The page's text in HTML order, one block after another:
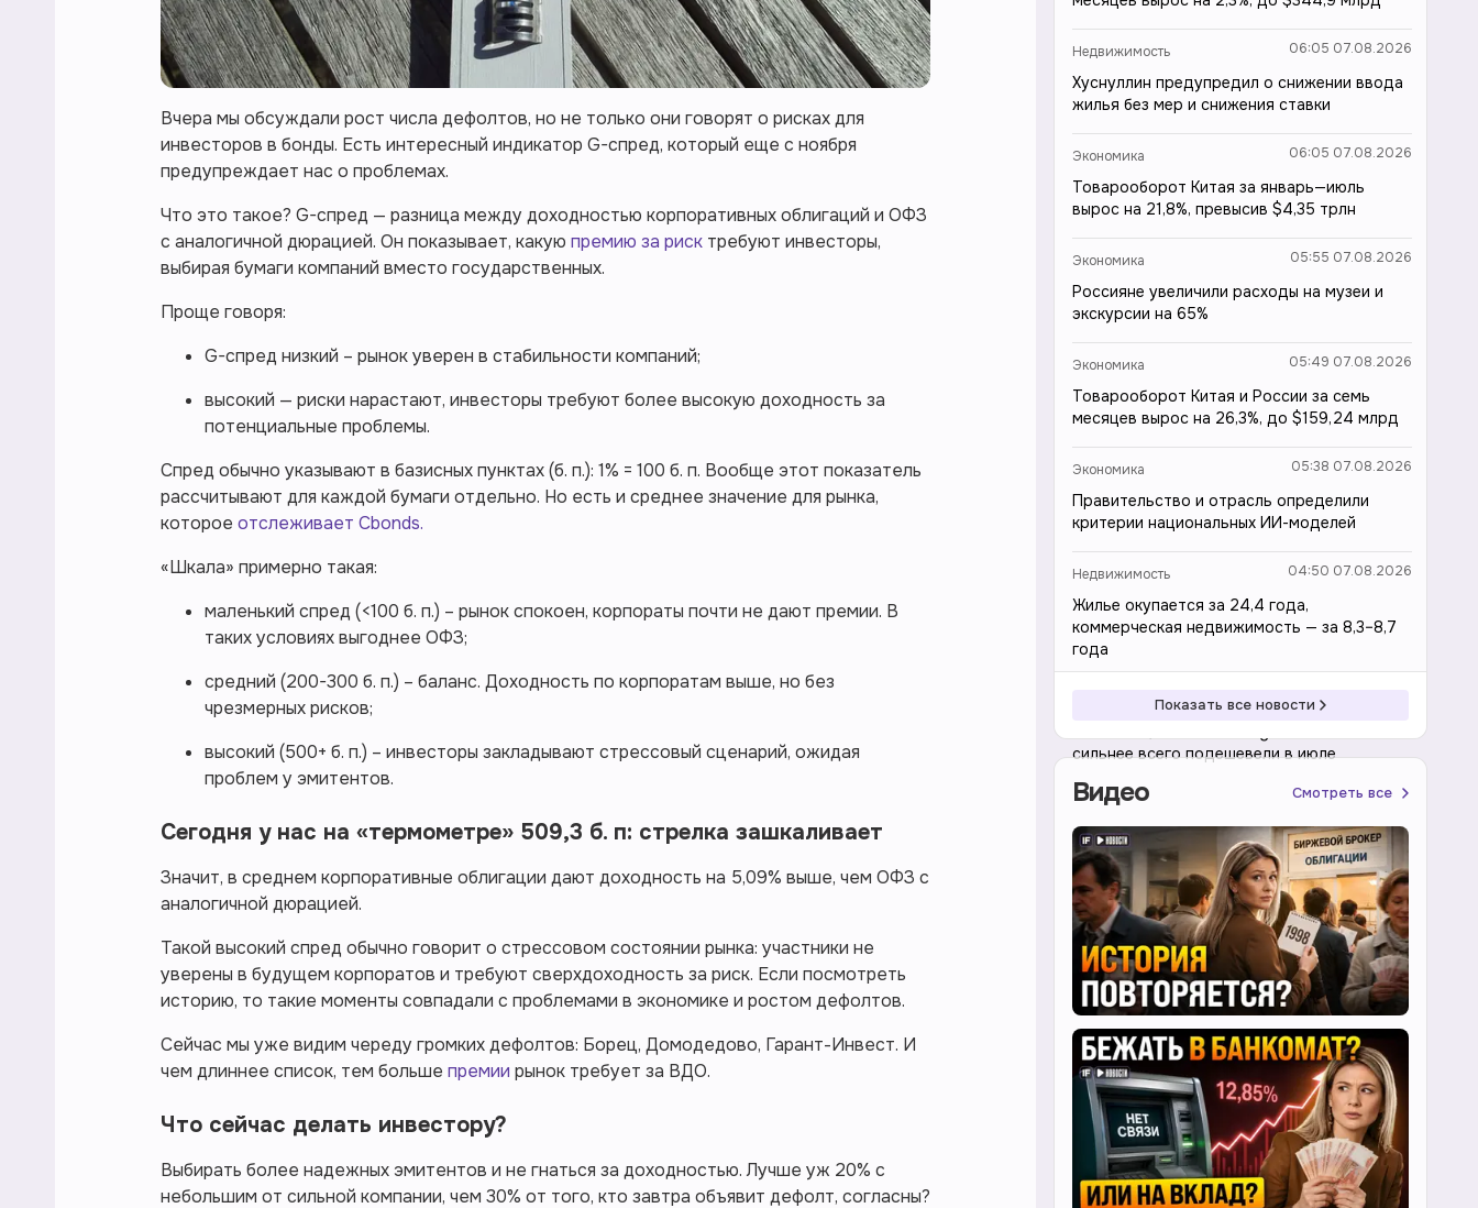
Вчера мы обсуждали рост числа дефолтов, но не только они говорят о рисках для
инвесторов в бонды. Есть интересный индикатор G-спред, который еще с ноября
предупреждает нас о проблемах.
Что это такое? G-спред — разница между доходностью корпоративных облигаций и ОФЗ
с аналогичной дюрацией. Он показывает, какую премию за риск требуют инвесторы,
выбирая бумаги компаний вместо государственных.
Проще говоря:
G-спред низкий – рынок уверен в стабильности компаний;
высокий — риски нарастают, инвесторы требуют более высокую доходность за
потенциальные проблемы.
Cпред обычно указывают в базисных пунктах (б. п.): 1% = 100 б. п. Вообще этот показатель
рассчитывают для каждой бумаги отдельно. Но есть и среднее значение для рынка,
которое отслеживает Cbonds.
«Шкала» примерно такая:
маленький спред (<100 б. п.) – рынок спокоен, корпораты почти не дают премии. В
таких условиях выгоднее ОФЗ;
средний (200-300 б. п.) – баланс. Доходность по корпоратам выше, но без
чрезмерных рисков;
высокий (500+ б. п.) – инвесторы закладывают стрессовый сценарий, ожидая
проблем у эмитентов.
Сегодня у нас на «термометре» 509,3 б. п: стрелка зашкаливает
Значит, в среднем корпоративные облигации дают доходность на 5,09% выше, чем ОФЗ с
аналогичной дюрацией.
Такой высокий спред обычно говорит о стрессовом состоянии рынка: участники не
уверены в будущем корпоратов и требуют сверхдоходность за риск. Если посмотреть
историю, то такие моменты совпадали с проблемами в экономике и ростом дефолтов.
Сейчас мы уже видим череду громких дефолтов: Борец, Домодедово, Гарант-Инвест. И
чем длиннее список, тем больше премии рынок требует за ВДО.
Что сейчас делать инвестору?
Выбирать более надежных эмитентов и не гнаться за доходностью. Лучше уж 20% с
небольшим от сильной компании, чем 30% от того, кто завтра объявит дефолт, согласны?
Недвижимость 06:05 07.08.2026
Хуснуллин предупредил о снижении ввода
жилья без мер и снижения ставки
Экономика 06:05 07.08.2026
Товарооборот Китая за январь—июль
вырос на 21,8%, превысив $4,35 трлн
Экономика 05:55 07.08.2026
Россияне увеличили расходы на музеи и
экскурсии на 65%
Экономика 05:49 07.08.2026
Товарооборот Китая и России за семь
месяцев вырос на 26,3%, до $159,24 млрд
Экономика 05:38 07.08.2026
Правительство и отрасль определили
критерии национальных ИИ-моделей
Недвижимость 04:50 07.08.2026
Жилье окупается за 24,4 года,
коммерческая недвижимость — за 8,3–8,7
года
04:44 07.08.2026
сильнее всего подешевели в июле
Показать все новости
Видео Смотреть все